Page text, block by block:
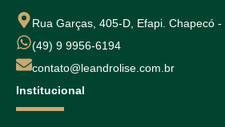
Rua Garças, 405-D, Efapi. Chapecó
(49) 9 9956-6194
contato@leandrolise.com.br
Institucional